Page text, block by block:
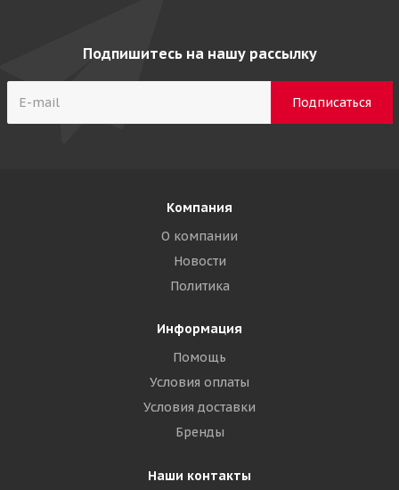
Подпишитесь на нашу рассылку
Компания
О компании
Новости
Политика
Информация
Помощь
Условия оплаты
Условия доставки
Бренды
Наши контакты